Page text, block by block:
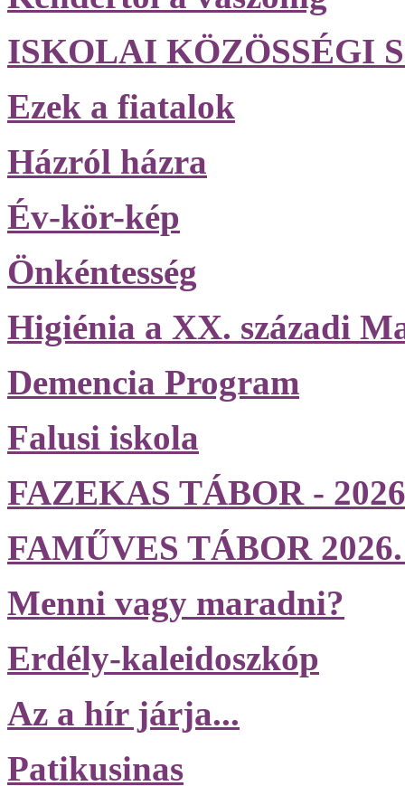
ISKOLAI KÖZÖSSÉGI
Ezek a fiatalok
Házról házra
Év-kör-kép
Önkéntesség
Higiénia a XX. századi
Demencia Program
Falusi iskola
FAZEKAS TÁBOR -
FAMŰVES TÁBOR
Menni vagy maradni?
Erdély-kaleidoszkóp
Az a hír járja...
Patikusinas